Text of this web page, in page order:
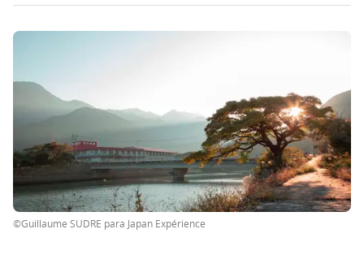
©Guillaume SUDRE para Japan Expérience